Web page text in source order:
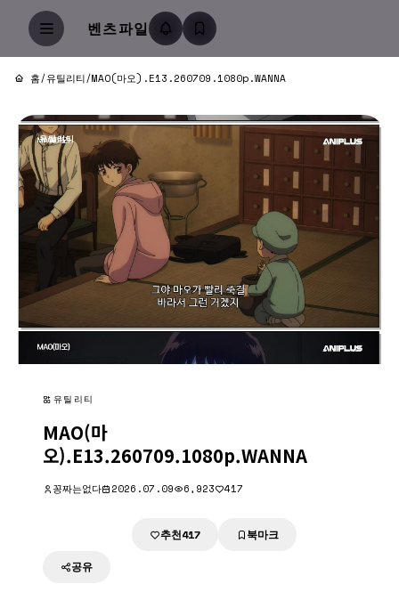
벤츠파일
홈/유틸리티/MAO(마오).E13.260709.1080p.WANNA
유틸리티
유틸리티
MAO(마
오).E13.260709.1080p.WANNA
꽁짜는없다 2026.07.09 6,923 417
추천417 북마크
공유